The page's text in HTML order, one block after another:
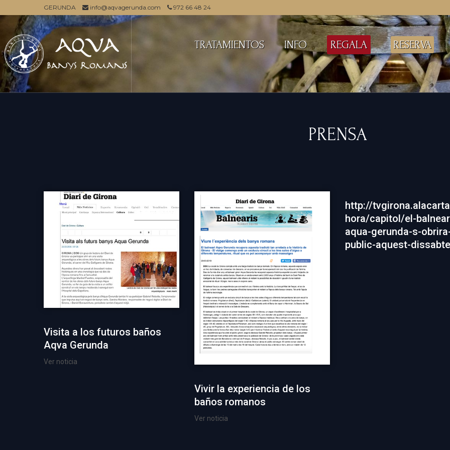
GERUNDA info@aqvagerunda.com 972 66 48 24
TRATAMIENTOS INFO REGALA RESERVA
PRENSA
Visita a los futuros baños
Aqva Gerunda
Ver noticia
Vivir la experiencia de los
baños romanos
Ver noticia
http://
hora/capitol/el-
aqua-gerunda-s-
public-aquest-dissabte